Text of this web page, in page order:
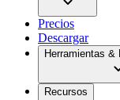
Precios
Descargar
Herramientas &
Recursos